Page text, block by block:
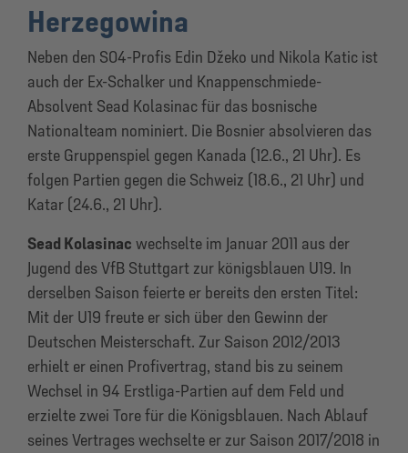
Herzegowina
Neben den S04-Profis Edin Džeko und Nikola Katic ist
auch der Ex-Schalker und Knappenschmiede-
Absolvent Sead Kolasinac für das bosnische
Nationalteam nominiert. Die Bosnier absolvieren das
erste Gruppenspiel gegen Kanada (12.6., 21 Uhr). Es
folgen Partien gegen die Schweiz (18.6., 21 Uhr) und
Katar (24.6., 21 Uhr).
Sead Kolasinac wechselte im Januar 2011 aus der
Jugend des VfB Stuttgart zur königsblauen U19. In
derselben Saison feierte er bereits den ersten Titel:
Mit der U19 freute er sich über den Gewinn der
Deutschen Meisterschaft. Zur Saison 2012/2013
erhielt er einen Profivertrag, stand bis zu seinem
Wechsel in 94 Erstliga-Partien auf dem Feld und
erzielte zwei Tore für die Königsblauen. Nach Ablauf
seines Vertrages wechselte er zur Saison 2017/2018 in